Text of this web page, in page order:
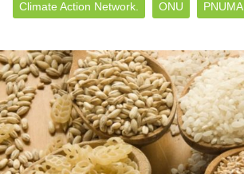
Climate Action Network. ONU PNUMA